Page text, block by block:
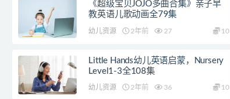
《超级宝贝JOJO多曲合集》亲子早
教英语儿歌动画全79集
幼儿资源 2年前 27 10
Little Hands幼儿英语启蒙，Nursery
Level1-3全108集
幼儿资源 2年前 36 10